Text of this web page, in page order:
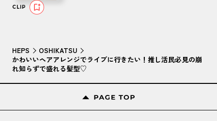
CLIP
HEPS
OSHIKATSU
かわいいヘアアレンジでライブに行きたい！推し活民必見の崩
れ知らずで盛れる髪型♡